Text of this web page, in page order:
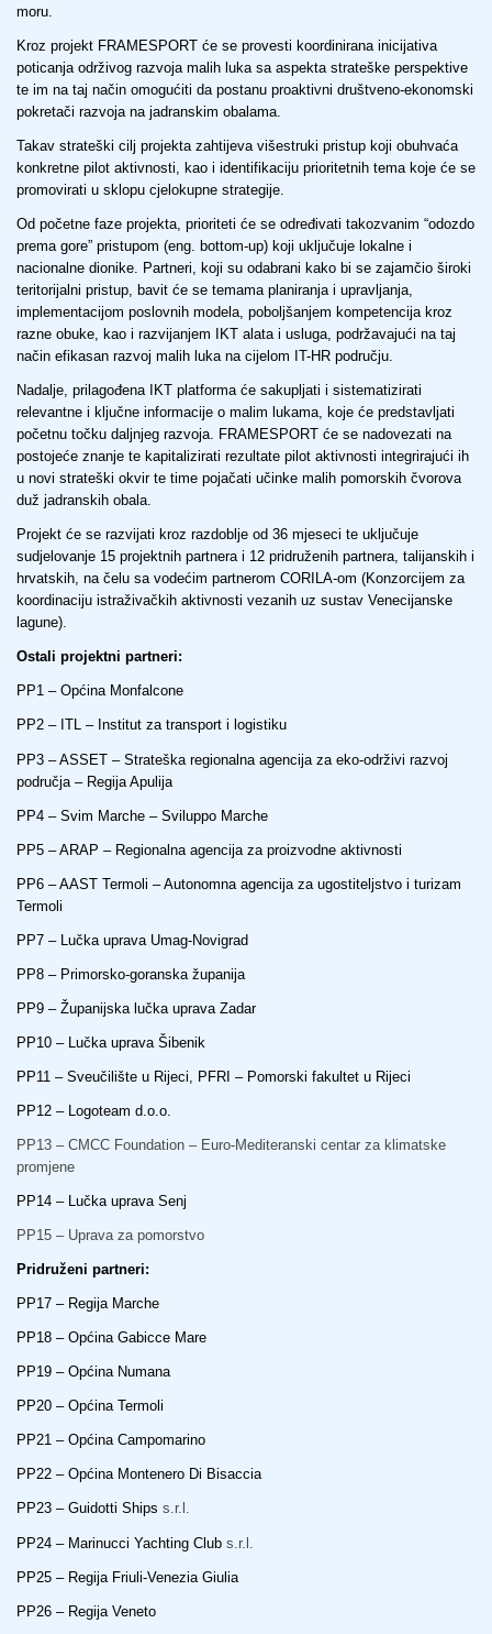
moru.
Kroz projekt FRAMESPORT će se provesti koordinirana inicijativa
poticanja održivog razvoja malih luka sa aspekta strateške perspektive
te im na taj način omogućiti da postanu proaktivni društveno-ekonomski
pokretači razvoja na jadranskim obalama.
Takav strateški cilj projekta zahtijeva višestruki pristup koji obuhvaća
konkretne pilot aktivnosti, kao i identifikaciju prioritetnih tema koje će se
promovirati u sklopu cjelokupne strategije.
Od početne faze projekta, prioriteti će se određivati takozvanim “odozdo
prema gore” pristupom (eng. bottom-up) koji uključuje lokalne i
nacionalne dionike. Partneri, koji su odabrani kako bi se zajamčio široki
teritorijalni pristup, bavit će se temama planiranja i upravljanja,
implementacijom poslovnih modela, poboljšanjem kompetencija kroz
razne obuke, kao i razvijanjem IKT alata i usluga, podržavajući na taj
način efikasan razvoj malih luka na cijelom IT-HR području.
Nadalje, prilagođena IKT platforma će sakupljati i sistematizirati
relevantne i ključne informacije o malim lukama, koje će predstavljati
početnu točku daljnjeg razvoja. FRAMESPORT će se nadovezati na
postojeće znanje te kapitalizirati rezultate pilot aktivnosti integrirajući ih
u novi strateški okvir te time pojačati učinke malih pomorskih čvorova
duž jadranskih obala.
Projekt će se razvijati kroz razdoblje od 36 mjeseci te uključuje
sudjelovanje 15 projektnih partnera i 12 pridruženih partnera, talijanskih i
hrvatskih, na čelu sa vodećim partnerom CORILA-om (Konzorcijem za
koordinaciju istraživačkih aktivnosti vezanih uz sustav Venecijanske
lagune).
Ostali projektni partneri:
PP1 – Općina Monfalcone
PP2 – ITL – Institut za transport i logistiku
PP3 – ASSET – Strateška regionalna agencija za eko-održivi razvoj
područja – Regija Apulija
PP4 – Svim Marche – Sviluppo Marche
PP5 – ARAP – Regionalna agencija za proizvodne aktivnosti
PP6 – AAST Termoli – Autonomna agencija za ugostiteljstvo i turizam
Termoli
PP7 – Lučka uprava Umag-Novigrad
PP8 – Primorsko-goranska županija
PP9 – Županijska lučka uprava Zadar
PP10 – Lučka uprava Šibenik
PP11 – Sveučilište u Rijeci, PFRI – Pomorski fakultet u Rijeci
PP12 – Logoteam d.o.o.
PP13 – CMCC Foundation – Euro-Mediteranski centar za klimatske
promjene
PP14 – Lučka uprava Senj
PP15 – Uprava za pomorstvo
Pridruženi partneri:
PP17 – Regija Marche
PP18 – Općina Gabicce Mare
PP19 – Općina Numana
PP20 – Općina Termoli
PP21 – Općina Campomarino
PP22 – Općina Montenero Di Bisaccia
PP23 – Guidotti Ships s.r.l.
PP24 – Marinucci Yachting Club s.r.l.
PP25 – Regija Friuli-Venezia Giulia
PP26 – Regija Veneto